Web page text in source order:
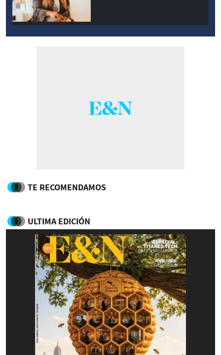
TE RECOMENDAMOS
ULTIMA EDICIÓN